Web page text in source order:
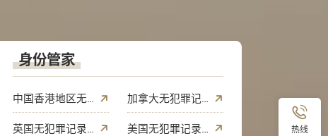
身份管家
中国香港地区无犯罪记录证明 加拿大无犯罪记录证明
英国无犯罪记录证明 美国无犯罪记录证明 热线